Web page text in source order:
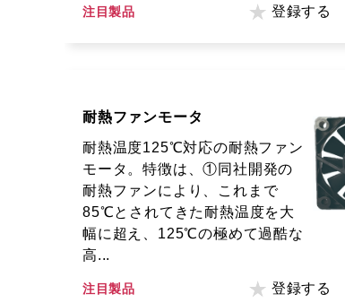
注目製品 登録する
耐熱ファンモータ
耐熱温度125℃対応の耐熱ファン
モータ。特徴は、①同社開発の
耐熱ファンにより、これまで
85℃とされてきた耐熱温度を大
幅に超え、125℃の極めて過酷な
高...
注目製品 登録する